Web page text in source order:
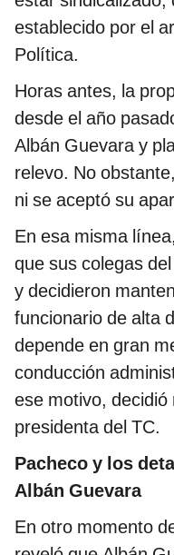
establecido por el
Política.
Horas antes, la
desde el año
Albán Guevara y
relevo. No
ni se aceptó su
En esa misma
que sus colegas
y decidieron
funcionario de alta
depende en gran
conducción
ese motivo,
presidenta del TC.
Pacheco y los
Albán Guevara
En otro momento